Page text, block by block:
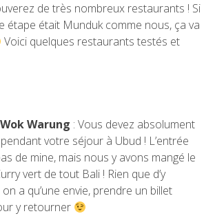
de très nombreux restaurants ! Si
étape était Mundukcomme nous, ça va
Voici quelques restaurants testés et
Warung : Vous devez absolument
votre séjour à Ubud ! L’entrée
de mine, mais nous y avons mangé le
vert de tout Bali ! Rien que d’y
a qu’une envie, prendre un billet
y retourner